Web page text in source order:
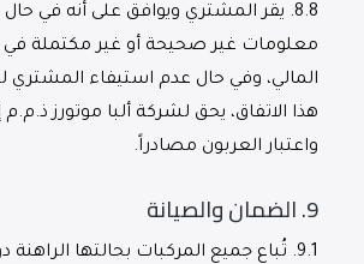
8.8. يقر المشتري ويوافق على أنه في حال
معلومات غير صحيحة أو غير مكتملة في
المالي، وفي حال عدم استيفاء
هذا الاتفاق، يحق لشركة ألبا موتورز ذ.م.م
واعتبار العربون مصادراً.
9. الضمان والصيانة
9.1. تُباع جميع المركبات بحالتها الراهنة